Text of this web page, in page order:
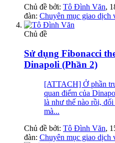
Chủ đề bởi: Tô Đình Văn,
đàn: Chuyên mục giao dịch
Chủ đề
Sử dụng Fibonacci
Dinapoli (Phần 2)
[ATTACH] Ở phần
quan điểm của
là như thế nào rồi,
mà...
Chủ đề bởi: Tô Đình Văn,
đàn: Chuyên mục giao dịch